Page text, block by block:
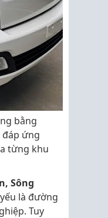
bằng
đáp ứng
từng khu
Sông
là đường
Tuy